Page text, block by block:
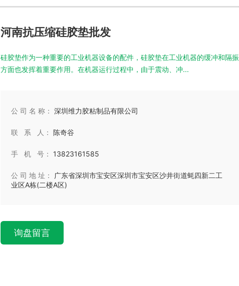
河南抗压缩硅胶垫批发
硅胶垫作为一种重要的工业机器设备的配件，硅胶垫在工业机器的缓冲和隔振
方面也发挥着重要作用。在机器运行过程中，由于震动、冲...
公 司 名 称： 深圳维力胶粘制品有限公司
联 系 人： 陈奇谷
手 机 号： 13823161585
公 司 地 址：
广东省深圳市宝安区深圳市宝安区沙井街道蚝四新二工
业区A栋(二楼A区)
询盘留言